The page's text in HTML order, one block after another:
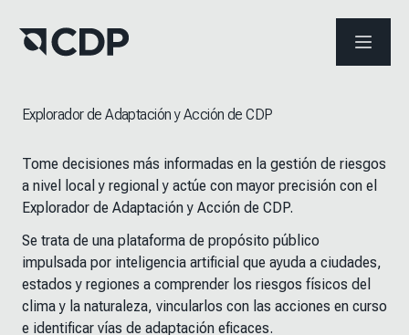
ABRIR
Explorador de Adaptación y Acción de CDP
Tome decisiones más informadas en la gestión de riesgos
a nivel local y regional y actúe con mayor precisión con el
Explorador de Adaptación y Acción de CDP.
Se trata de una plataforma de propósito público
impulsada por inteligencia artificial que ayuda a ciudades,
estados y regiones a comprender los riesgos físicos del
clima y la naturaleza, vincularlos con las acciones en curso
e identificar vías de adaptación eficaces.